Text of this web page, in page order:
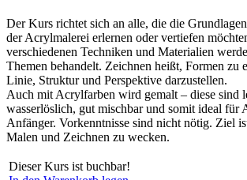
Der Kurs richtet sich an alle, die die
der Acrylmalerei erlernen oder vertiefen
verschiedenen Techniken und Materialien
Themen behandelt. Zeichnen heißt, Formen zu
Linie, Struktur und Perspektive darzustellen.
Auch mit Acrylfarben wird gemalt – diese sind
wasserlöslich, gut mischbar und somit ideal für
Anfänger. Vorkenntnisse sind nicht nötig. Ziel
Malen und Zeichnen zu wecken.
Dieser Kurs ist buchbar!